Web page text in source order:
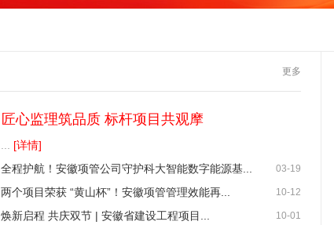
更多
匠心监理筑品质 标杆项目共观摩
[详情]
03-19
全程护航！安徽项管公司守护科大智能数字能源基...
10-12
两个项目荣获 “黄山杯”！安徽项管管理效能再...
10-01
焕新启程 共庆双节 | 安徽省建设工程项目...